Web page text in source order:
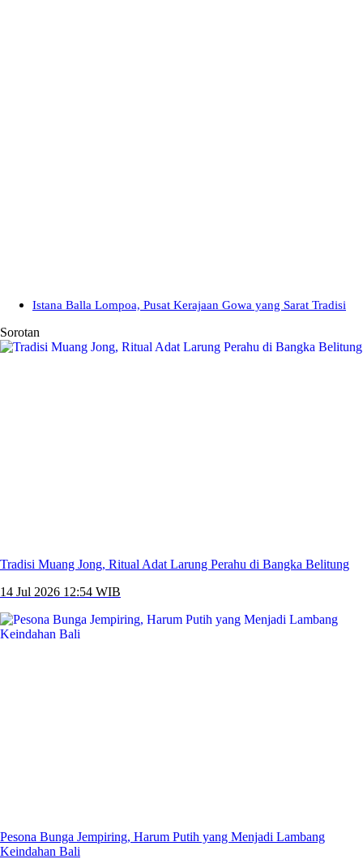
Istana Balla Lompoa, Pusat Kerajaan Gowa yang Sarat Tradisi
Sorotan
Tradisi Muang Jong, Ritual Adat Larung Perahu di Bangka Belitung
14 Jul 2026 12:54 WIB
Pesona Bunga Jempiring, Harum Putih yang Menjadi Lambang
Keindahan Bali